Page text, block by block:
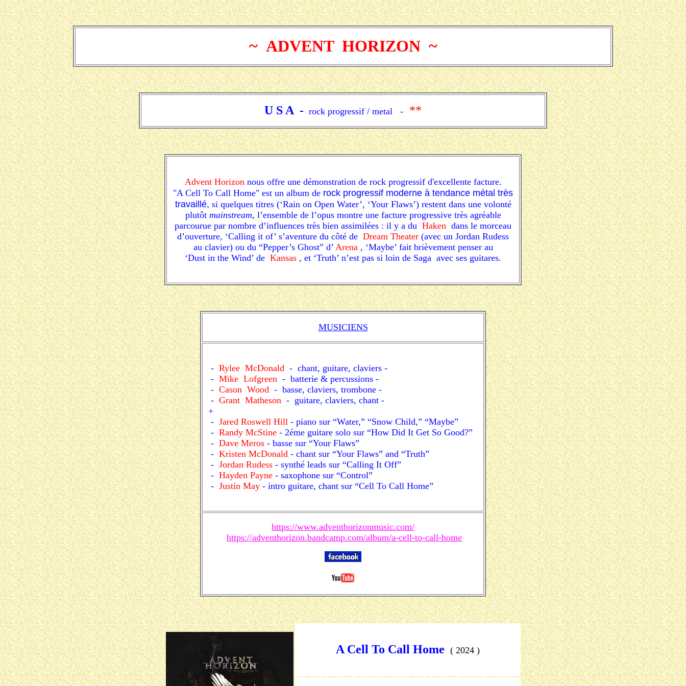
~ ADVENT HORIZON ~
U S A - rock progressif / metal - **
Advent Horizonnous offre une démonstration de rock progressif d'excellente facture.
"A Cell To Call Home" est un album de rock progressif moderne à tendance métal très
travaillé, si quelques titres (‘Rain on Open Water’, ‘Your Flaws’) restent dans une volonté
plutôt mainstream, l’ensemble de l’opus montre une facture progressive très agréable
parcourue par nombre d’influences très bien assimilées : il y a du Haken dans le morceau
d’ouverture, ‘Calling it of’ s’aventure du côté de Dream Theater (avec un Jordan Rudess
au clavier) ou du “Pepper’s Ghost” d’ Arena , ‘Maybe’ fait brièvement penser au
‘Dust in the Wind’ de Kansas , et ‘Truth’ n’est pas si loin de Saga avec ses guitares.
MUSICIENS
- Rylee McDonald - chant, guitare, claviers -
- Mike Lofgreen - batterie & percussions -
- Cason Wood - basse, claviers, trombone -
- Grant Matheson - guitare, claviers, chant -
+
- Jared Roswell Hill - piano sur “Water,” “Snow Child,” “Maybe”
- Randy McStine - 2éme guitare solo sur “How Did It Get So Good?”
- Dave Meros - basse sur “Your Flaws”
- Kristen McDonald - chant sur “Your Flaws” and “Truth”
- Jordan Rudess - synthé leads sur “Calling It Off”
- Hayden Payne - saxophone sur “Control”
- Justin May - intro guitare, chant sur “Cell To Call Home”
https://www.adventhorizonmusic.com/
https://adventhorizon.bandcamp.com/album/a-cell-to-call-home
A Cell To Call Home ( 2024 )